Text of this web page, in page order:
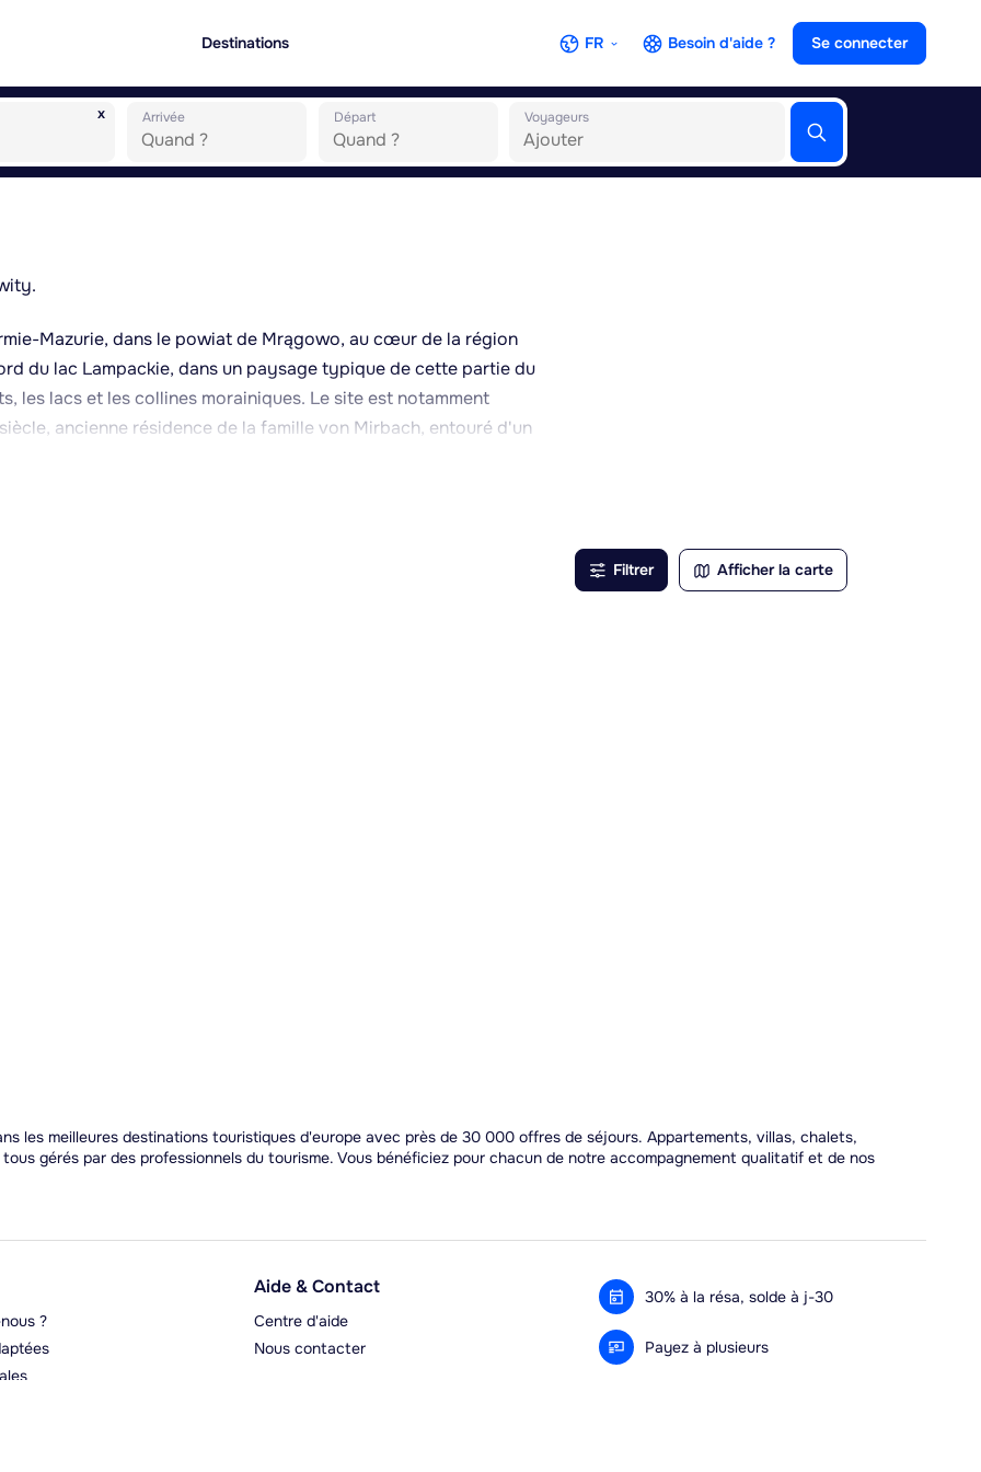
Destinations FR Besoin d'aide ? Se connecter
x Arrivée Départ Voyageurs
Mazurie, dans le powiat de Mrągowo, au cœur de la région
du lac Lampackie, dans un paysage typique de cette partie du
les lacs et les collines morainiques. Le site est notamment
ancienne résidence de la famille von Mirbach, entouré d'un
appréciée sur les itinéraires cyclables et pédestres
activités liées à l'eau (canoë, voile, pêche) ainsi que des
est continental, avec des étés doux propices au tourisme
Filtrer Afficher la carte
les meilleures destinations touristiques d'europe avec près de 30 000 offres de séjours. Appartements, villas, chalets,
gérés par des professionnels du tourisme. Vous bénéficiez pour chacun de notre accompagnement qualitatif et de nos
?
Aide & Contact
Centre d'aide
Nous contacter
30% à la résa, solde à j-30
Payez à plusieurs